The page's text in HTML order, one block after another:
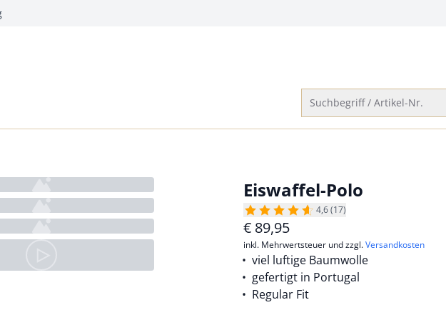
Suchbegriff / Artikel-Nr.
Eiswaffel-Polo
4,6 (17)
€ 89,95
inkl. Mehrwertsteuer und zzgl.Versandkosten
viel luftige Baumwolle
gefertigt in Portugal
Regular Fit